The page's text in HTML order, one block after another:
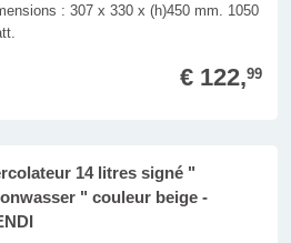
: 307 x 330 x (h)450 mm. 1050
€ 122,99
14 litres signé "
" couleur beige -